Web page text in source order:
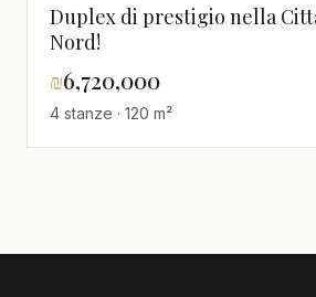
Duplex di prestigio nella
Nord!
₪6,720,000
4 stanze · 120 m²